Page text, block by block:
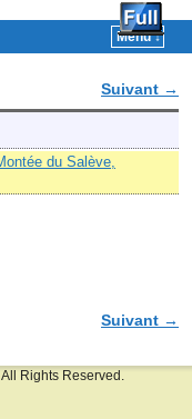
Menu ↓
Suivant →
du Salève,
Suivant →
. All Rights Reserved.